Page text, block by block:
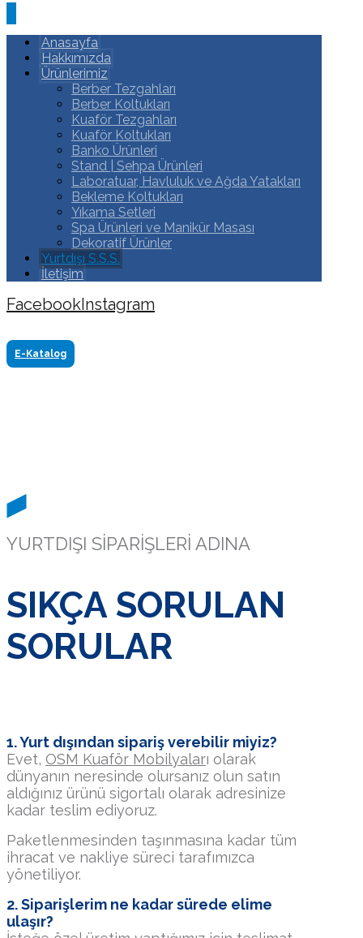
Anasayfa
Hakkımızda
Ürünlerimiz
Berber Tezgahları
Berber Koltukları
Kuaför Tezgahları
Kuaför Koltukları
Banko Ürünleri
Stand | Sehpa Ürünleri
Laboratuar, Havluluk ve Ağda Yatakları
Bekleme Koltukları
Yıkama Setleri
Spa Ürünleri ve Manikür Masası
Dekoratif Ürünler
Yurtdışı S.S.S.
İletişim
FacebookInstagram
www.akasyareklam.com
E-Katalog
YURTDIŞI SİPARİŞLERİ ADINA
SIKÇA SORULAN
SORULAR
1. Yurt dışından sipariş verebilir miyiz?
Evet, OSM Kuaför Mobilyaları olarak
dünyanın neresinde olursanız olun satın
aldığınız ürünü sigortalı olarak adresinize
kadar teslim ediyoruz.
Paketlenmesinden taşınmasına kadar tüm
ihracat ve nakliye süreci tarafımızca
yönetiliyor.
2. Siparişlerim ne kadar sürede elime
ulaşır?